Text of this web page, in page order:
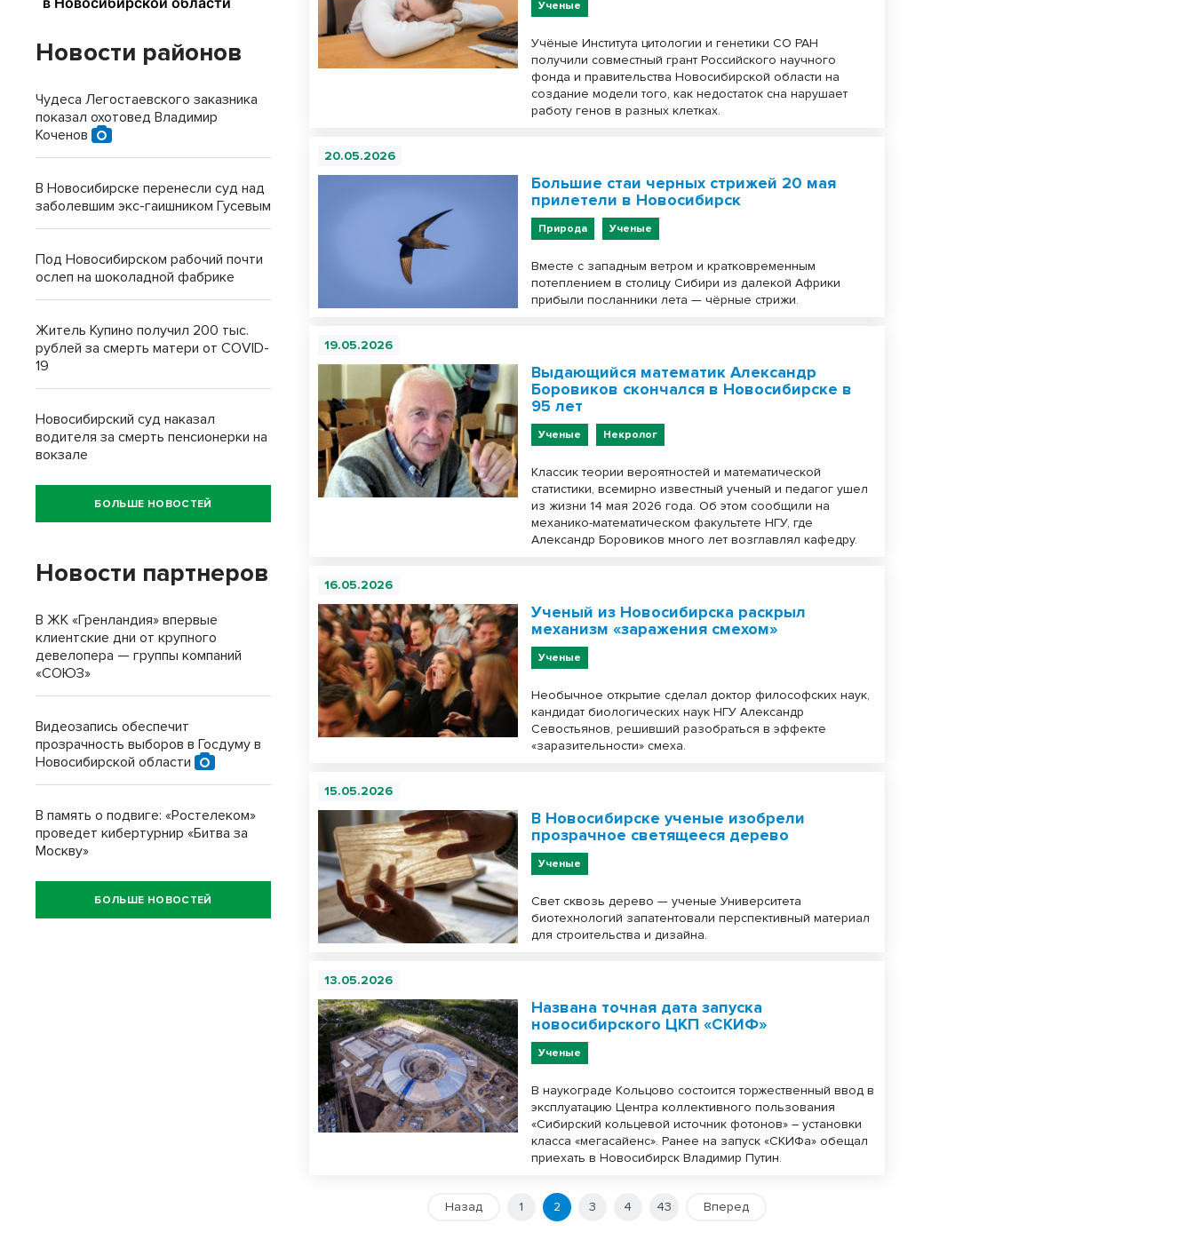
Ученые
Учёные Института цитологии и генетики СО РАН
получили совместный грант Российского научного
фонда и правительства Новосибирской области на
создание модели того, как недостаток сна нарушает
работу генов в разных клетках.
20.05.2026
Большие стаи черных стрижей 20 мая
прилетели в Новосибирск
Природа Ученые
Вместе с западным ветром и кратковременным
потеплением в столицу Сибири из далекой Африки
прибыли посланники лета — чёрные стрижи.
19.05.2026
Выдающийся математик Александр
Боровиков скончался в Новосибирске в
95 лет
Ученые Некролог
Классик теории вероятностей и математической
статистики, всемирно известный ученый и педагог ушел
из жизни 14 мая 2026 года. Об этом сообщили на
механико-математическом факультете НГУ, где
Александр Боровиков много лет возглавлял кафедру.
16.05.2026
Ученый из Новосибирска раскрыл
механизм «заражения смехом»
Ученые
Необычное открытие сделал доктор философских наук,
кандидат биологических наук НГУ Александр
Севостьянов, решивший разобраться в эффекте
«заразительности» смеха.
15.05.2026
В Новосибирске ученые изобрели
прозрачное светящееся дерево
Ученые
Свет сквозь дерево — ученые Университета
биотехнологий запатентовали перспективный материал
для строительства и дизайна.
13.05.2026
Названа точная дата запуска
новосибирского ЦКП «СКИФ»
Ученые
В наукограде Кольцово состоится торжественный ввод в
эксплуатацию Центра коллективного пользования
«Сибирский кольцевой источник фотонов» – установки
класса «мегасайенс». Ранее на запуск «СКИФа» обещал
приехать в Новосибирск Владимир Путин.
Назад 1 2 3 4 43 Вперед
Новости районов
Чудеса Легостаевского заказника
показал охотовед Владимир
Коченов
В Новосибирске перенесли суд над
заболевшим экс-гаишником Гусевым
Под Новосибирском рабочий почти
ослеп на шоколадной фабрике
Житель Купино получил 200 тыс.
рублей за смерть матери от COVID-
19
Новосибирский суд наказал
водителя за смерть пенсионерки на
вокзале
БОЛЬШЕ НОВОСТЕЙ
Новости партнеров
В ЖК «Гренландия» впервые
клиентские дни от крупного
девелопера — группы компаний
«СОЮЗ»
Видеозапись обеспечит
прозрачность выборов в Госдуму в
Новосибирской области
В память о подвиге: «Ростелеком»
проведет кибертурнир «Битва за
Москву»
БОЛЬШЕ НОВОСТЕЙ